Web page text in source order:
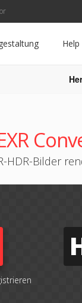
Help
HDR-Bilder